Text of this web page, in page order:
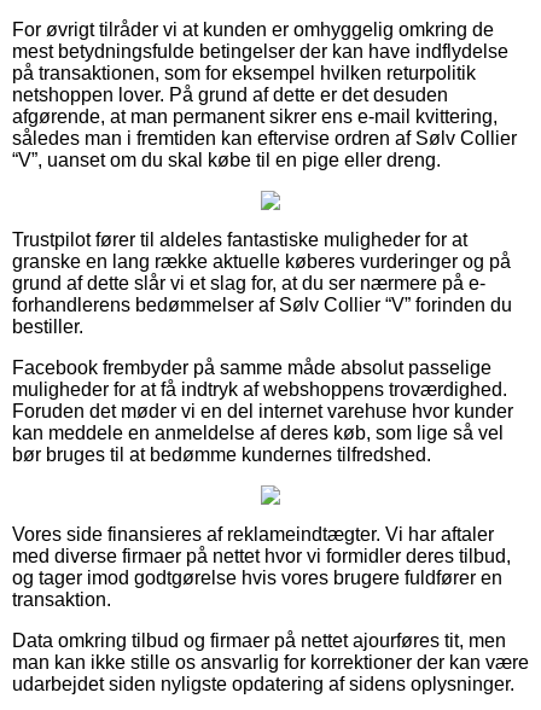
For øvrigt tilråder vi at kunden er omhyggelig omkring de
mest betydningsfulde betingelser der kan have indflydelse
på transaktionen, som for eksempel hvilken returpolitik
netshoppen lover. På grund af dette er det desuden
afgørende, at man permanent sikrer ens e-mail kvittering,
således man i fremtiden kan eftervise ordren af Sølv Collier
“V”, uanset om du skal købe til en pige eller dreng.
Trustpilot fører til aldeles fantastiske muligheder for at
granske en lang række aktuelle køberes vurderinger og på
grund af dette slår vi et slag for, at du ser nærmere på e-
forhandlerens bedømmelser af Sølv Collier “V” forinden du
bestiller.
Facebook frembyder på samme måde absolut passelige
muligheder for at få indtryk af webshoppens troværdighed.
Foruden det møder vi en del internet varehuse hvor kunder
kan meddele en anmeldelse af deres køb, som lige så vel
bør bruges til at bedømme kundernes tilfredshed.
Vores side finansieres af reklameindtægter. Vi har aftaler
med diverse firmaer på nettet hvor vi formidler deres tilbud,
og tager imod godtgørelse hvis vores brugere fuldfører en
transaktion.
Data omkring tilbud og firmaer på nettet ajourføres tit, men
man kan ikke stille os ansvarlig for korrektioner der kan være
udarbejdet siden nyligste opdatering af sidens oplysninger.